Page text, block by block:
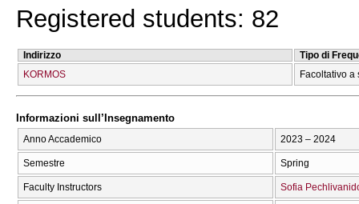
Registered students: 82
Indirizzo
Tipo di
KORMOS
Facoltativo a
Informazioni sull’Insegnamento
Anno Accademico 2023 – 2024
Semestre Spring
Faculty Instructors Sofia